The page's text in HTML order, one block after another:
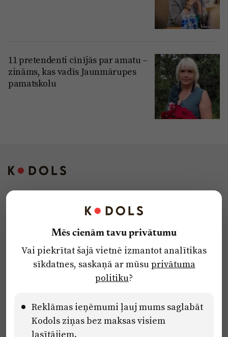
11 pretendenti cīnījās par amatu –
zināms, kas vadīs Jaunmārupes
pamatskolu
Privātuma politika
Ētikas kodekss
Pārredzamības paziņojumi
Mēs cienām tavu privātumu
Vai piekrītat šajā vietnē izmantot analītikas
sīkdatnes, saskaņā ar mūsuprivātuma
politiku?
Reklāmas ieņēmumi ļauj mums saglabāt
Kodols ziņas bez maksas visiem
lasītājiem.